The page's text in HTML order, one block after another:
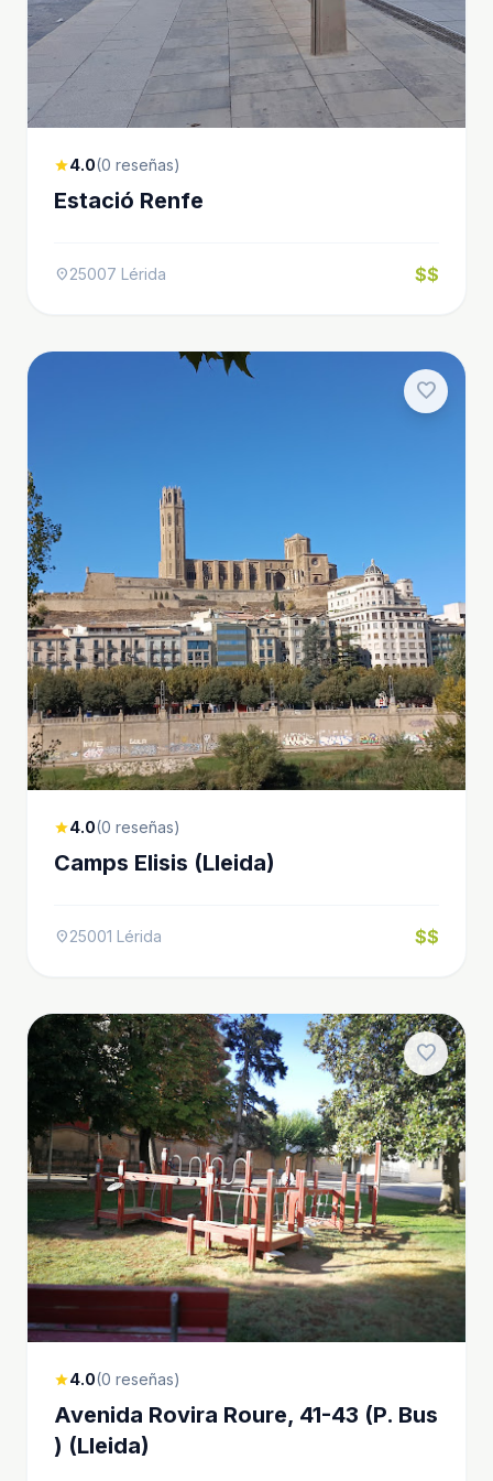
star4.0(0 reseñas)
Estació Renfe
location_on25007 Lérida $$
favorite
star4.0(0 reseñas)
Camps Elisis (Lleida)
location_on25001 Lérida $$
favorite
star4.0(0 reseñas)
Avenida Rovira Roure, 41-43 (P. Bus
) (Lleida)